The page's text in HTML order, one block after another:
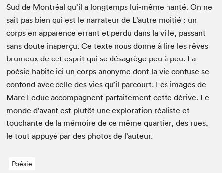
Sud de Mon­tréal qu’il a longtemps lui-même han­té. On ne
sait pas bien qui est le nar­ra­teur de L’autre moitié : un
corps en apparence errant et per­du dans la ville, pas­sant
sans doute inaperçu. Ce texte nous donne à lire les rêves
brumeux de cet esprit qui se désagrège peu à peu. La
poésie habite ici un corps anonyme dont la vie con­fuse se
con­fond avec celle des vies qu’il par­court. Les images de
Marc Leduc accom­pa­g­nent par­faite­ment cette dérive. Le
monde d’avant est plutôt une explo­ration réal­iste et
touchante de la mémoire de ce même quarti­er, des rues,
le tout appuyé par des pho­tos de l’auteur.
Poésie